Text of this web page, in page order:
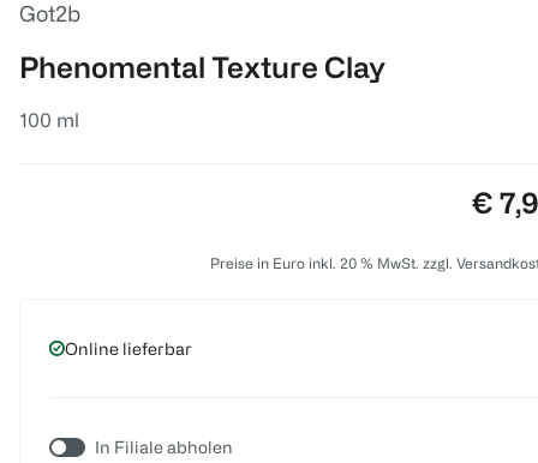
Got2b
Phenomental Texture Clay
100 ml
€
Preise in Euro inkl. 20 % MwSt. zzgl.
Online lieferbar
In Filiale abholen